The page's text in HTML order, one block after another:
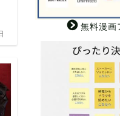
無料漫画